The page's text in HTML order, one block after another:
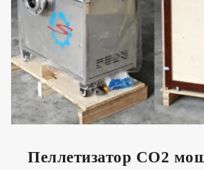
Пеллетизатор CO2